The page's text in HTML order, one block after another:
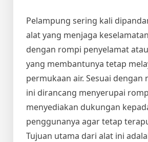
Pelampung sering kali
alat yang menjaga
dengan rompi penyelamat
yang membantunya tetap
permukaan air. Sesuai dengan
ini dirancang menyerupai
menyediakan dukungan
penggunanya agar tetap
Tujuan utama dari alat ini